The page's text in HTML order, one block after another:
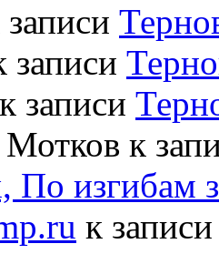
записи
записи
Мотков к
изгибам
к